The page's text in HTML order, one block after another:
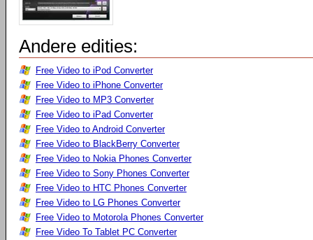
Andere edities:
Free Video to iPod Converter
Free Video to iPhone Converter
Free Video to MP3 Converter
Free Video to iPad Converter
Free Video to Android Converter
Free Video to BlackBerry Converter
Free Video to Nokia Phones Converter
Free Video to Sony Phones Converter
Free Video to HTC Phones Converter
Free Video to LG Phones Converter
Free Video to Motorola Phones Converter
Free Video To Tablet PC Converter